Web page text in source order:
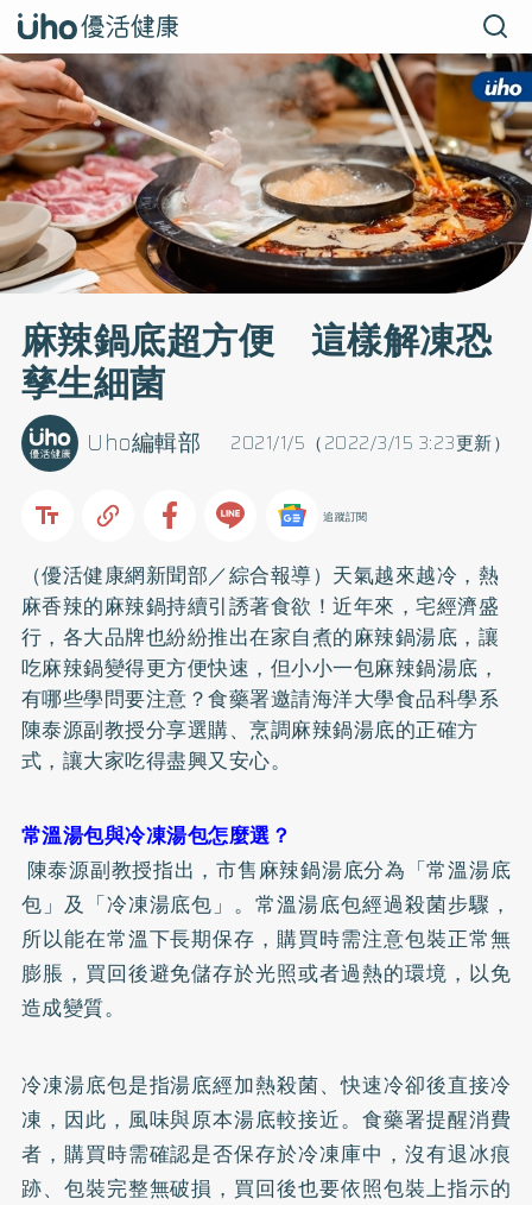
麻辣鍋底超方便 這樣解凍恐
孳生細菌
2021/1/5（2022/3/15 3:23更新）
Uho編輯部
追蹤訂閱
（優活健康網新聞部／綜合報導）天氣越來越冷，熱
麻香辣的麻辣鍋持續引誘著食欲！近年來，宅經濟盛
行，各大品牌也紛紛推出在家自煮的麻辣鍋湯底，讓
吃麻辣鍋變得更方便快速，但小小一包麻辣鍋湯底，
有哪些學問要注意？食藥署邀請海洋大學食品科學系
陳泰源副教授分享選購、烹調麻辣鍋湯底的正確方
式，讓大家吃得盡興又安心。
常溫湯包與冷凍湯包怎麼選？
陳泰源副教授指出，市售麻辣鍋湯底分為「常溫湯底
包」及「冷凍湯底包」。常溫湯底包經過殺菌步驟，
所以能在常溫下長期保存，購買時需注意包裝正常無
膨脹，買回後避免儲存於光照或者過熱的環境，以免
造成變質。
冷凍湯底包是指湯底經加熱殺菌、快速冷卻後直接冷
凍，因此，風味與原本湯底較接近。食藥署提醒消費
者，購買時需確認是否保存於冷凍庫中，沒有退冰痕
跡、包裝完整無破損，買回後也要依照包裝上指示的